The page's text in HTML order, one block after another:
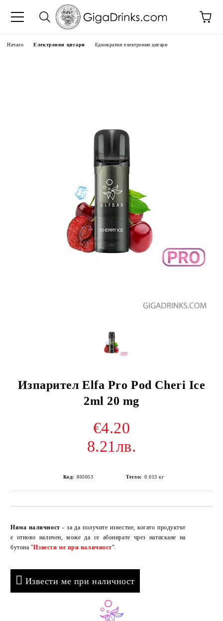
Начало Електронни цигари Еднократни електронни цигари
Изпарител Elfa Pro Pod Cheri Ice
2ml 20 mg
€4.20
8.21лв.
Код: 805053 Тегло: 0.013 кг
Няма наличност - за да получите известие, когато продуктът
е отново наличен, може да се абонирате чрез натискане на
бутона "Извести ме при наличност".
Извести ме при наличност